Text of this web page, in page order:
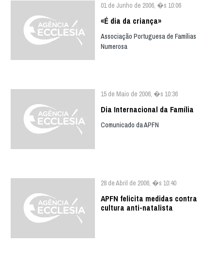
01 de Junho de 2006, �s 10:06
«É dia da criança»
Associação Portuguesa de Famílias
Numerosa
15 de Maio de 2006, �s 10:36
Dia Internacional da Família
Comunicado da APFN
28 de Abril de 2006, �s 10:40
APFN felicita medidas contra
cultura anti-natalista